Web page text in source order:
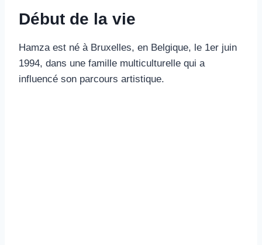
Début de la vie
Hamza est né à Bruxelles, en Belgique, le 1er juin
1994, dans une famille multiculturelle qui a
influencé son parcours artistique.